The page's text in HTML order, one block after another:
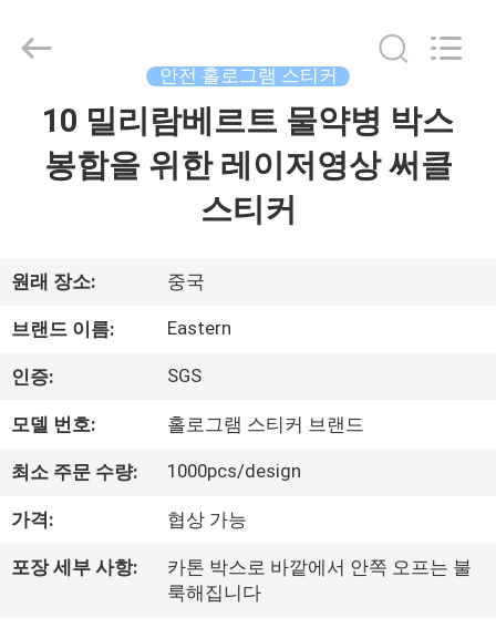
우
리
에
여
2017
안전 홀로그램 스티커
10 밀리람베르트 물약병 박스
봉합을 위한 레이저영상 써클
스티커
원래 장소: 중국
브랜드 이름: Eastern
인증: SGS
모델 번호: 홀로그램 스티커 브랜드
최소 주문 수량: 1000pcs/design
가격: 협상 가능
포장 세부 사항:
카톤 박스로 바깥에서 안쪽 오프는 불
룩해집니다